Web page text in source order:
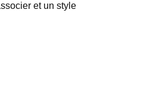
et un style